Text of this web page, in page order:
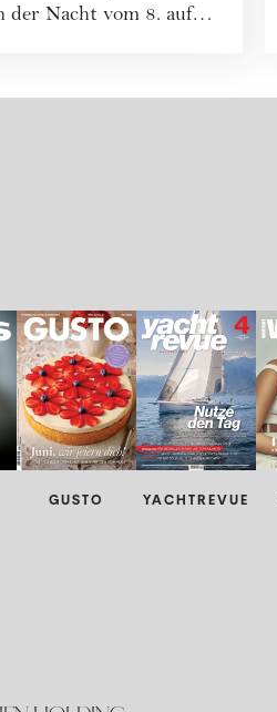
der Nacht vom 8. auf
GUSTO YACHTREVUE